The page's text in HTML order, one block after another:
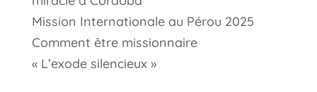
Mission Internationale au Pérou 2025
Comment être missionnaire
« L’exode silencieux »